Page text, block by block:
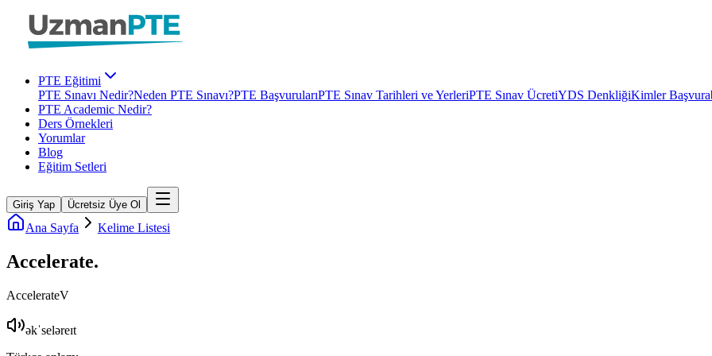
PTE Eğitimi
PTE Sınavı Nedir?Neden PTE Sınavı?PTE BaşvurularıPTE Sınav Tarihleri ve YerleriPTE Sınav ÜcretiYDS DenkliğiKimler
PTE Academic Nedir?
Ders Örnekleri
Yorumlar
Blog
Eğitim Setleri
Giriş Yap Ücretsiz Üye Ol
Ana Sayfa Kelime Listesi
Accelerate.
AccelerateV
əkˈseləreɪt